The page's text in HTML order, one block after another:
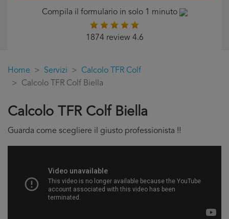
Compila il formulario in solo 1 minuto
1874 review 4.6
Home Servizi
Calcolo TFR Colf
Calcolo TFR Colf Biella
Calcolo TFR Colf Biella
Guarda come scegliere il giusto professionista !!